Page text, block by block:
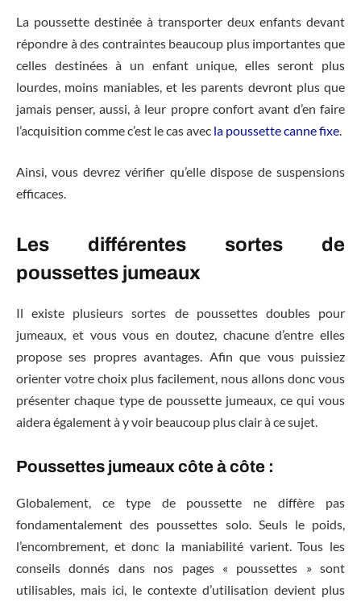
La poussette destinée à transporter deux enfants devant
répondre à des contraintes beaucoup plus importantes que
celles destinées à un enfant unique, elles seront plus
lourdes, moins maniables, et les parents devront plus que
jamais penser, aussi, à leur propre confort avant d’en faire
l’acquisition comme c’est le cas avec la poussette canne fixe
Ainsi, vous devrez vérifier qu’elle dispose de suspensions
efficaces.
Les différentes sortes de
poussettes jumeaux
Il existe plusieurs sortes de poussettes doubles pour
jumeaux, et vous vous en doutez, chacune d’entre elles
propose ses propres avantages. Afin que vous puissiez
orienter votre choix plus facilement, nous allons donc vous
présenter chaque type de poussette jumeaux, ce qui vous
aidera également à y voir beaucoup plus clair à ce sujet.
Poussettes jumeaux côte à côte :
Globalement, ce type de poussette ne diffère pas
fondamentalement des poussettes solo. Seuls le poids,
l’encombrement, et donc la maniabilité varient. Tous les
conseils donnés dans nos pages « poussettes » sont
utilisables, mais ici, le contexte d’utilisation devient plus